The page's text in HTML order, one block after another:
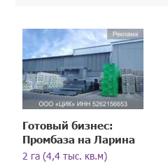
Готовый бизнес:
Промбаза на Ларина
2 га (4,4 тыс. кв.м)